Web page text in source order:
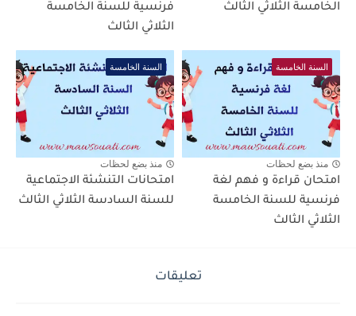
الخامسة الثلاثي الثالث
فرنسية للسنة الخامسة
الثلاثي الثالث
السنة الخامسة
منذ بضع لحظات
امتحان قراءة و فهم لغة
فرنسية للسنة الخامسة
الثلاثي الثالث
السنة الخامسة
منذ بضع لحظات
امتحانات التنشئة الاجتماعية
للسنة السادسة الثلاثي الثالث
تعليقات